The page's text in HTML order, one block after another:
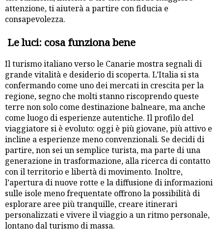
attenzione, ti aiuterà a partire con fiducia e
consapevolezza.
Le luci: cosa funziona bene
Il turismo italiano verso le Canarie mostra segnali di
grande vitalità e desiderio di scoperta. L’Italia si sta
confermando come uno dei mercati in crescita per la
regione, segno che molti stanno riscoprendo queste
terre non solo come destinazione balneare, ma anche
come luogo di esperienze autentiche. Il profilo del
viaggiatore si è evoluto: oggi è più giovane, più attivo e
incline a esperienze meno convenzionali. Se decidi di
partire, non sei un semplice turista, ma parte di una
generazione in trasformazione, alla ricerca di contatto
con il territorio e libertà di movimento. Inoltre,
l’apertura di nuove rotte e la diffusione di informazioni
sulle isole meno frequentate offrono la possibilità di
esplorare aree più tranquille, creare itinerari
personalizzati e vivere il viaggio a un ritmo personale,
lontano dal turismo di massa.